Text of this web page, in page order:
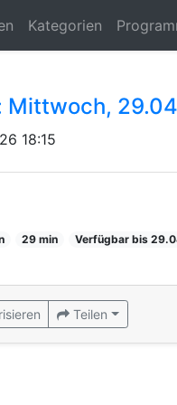
Kategorien
Mittwoch,
18:15
29 min Verfügbar bis
Teilen